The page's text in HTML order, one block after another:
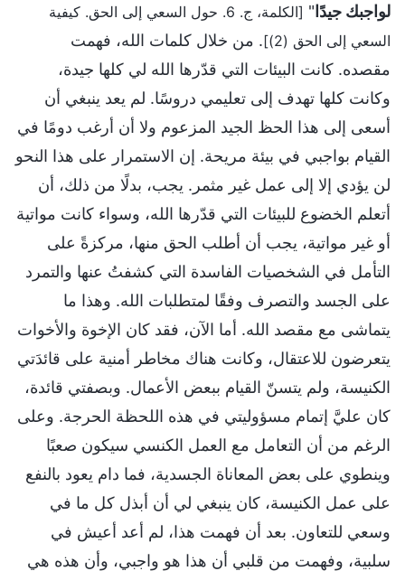
لواجبك جيدًا"
[الكلمة، ج. 6. حول السعي إلى الحق. كيفية
السعي إلى الحق (2)]
. من خلال كلمات الله، فهمت
مقصده. كانت البيئات التي قدّرها الله لي كلها جيدة،
وكانت كلها تهدف إلى تعليمي دروسًا. لم يعد ينبغي أن
أسعى إلى هذا الحظ الجيد المزعوم ولا أن أرغب دومًا في
القيام بواجبي في بيئة مريحة. إن الاستمرار على هذا النحو
لن يؤدي إلا إلى عمل غير مثمر. يجب، بدلًا من ذلك، أن
أتعلم الخضوع للبيئات التي قدّرها الله، وسواء كانت مواتية
أو غير مواتية، يجب أن أطلب الحق منها، مركزةً على
التأمل في الشخصيات الفاسدة التي كشفتُ عنها والتمرد
على الجسد والتصرف وفقًا لمتطلبات الله. وهذا ما
يتماشى مع مقصد الله. أما الآن، فقد كان الإخوة والأخوات
يتعرضون للاعتقال، وكانت هناك مخاطر أمنية على قائدَتي
الكنيسة، ولم يتسنّ القيام ببعض الأعمال. وبصفتي قائدة،
كان عليَّ إتمام مسؤوليتي في هذه اللحظة الحرجة. وعلى
الرغم من أن التعامل مع العمل الكنسي سيكون صعبًا
وينطوي على بعض المعاناة الجسدية، فما دام يعود بالنفع
على عمل الكنيسة، كان ينبغي لي أن أبذل كل ما في
وسعي للتعاون. بعد أن فهمت هذا، لم أعد أعيش في
سلبية، وفهمت من قلبي أن هذا هو واجبي، وأن هذه هي